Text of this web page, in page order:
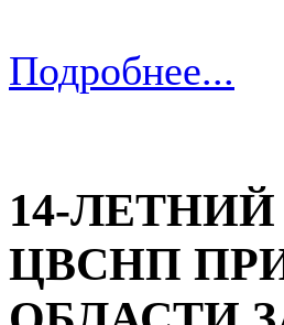
Подробнее...
14-
ЦВСНП